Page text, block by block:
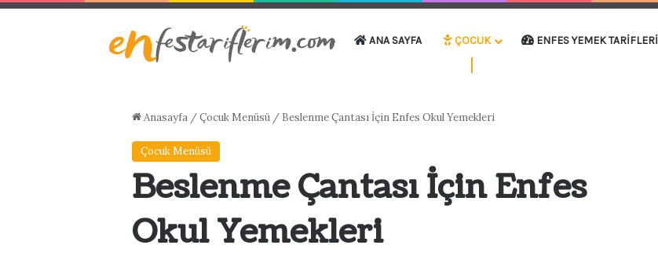
ANA SAYFA ÇOCUK ENFES YEMEK TARIFLERI
Anasayfa /Çocuk Menüsü / Beslenme Çantası İçin Enfes Okul Yemekleri
Çocuk Menüsü
Beslenme Çantası İçin Enfes
Okul Yemekleri